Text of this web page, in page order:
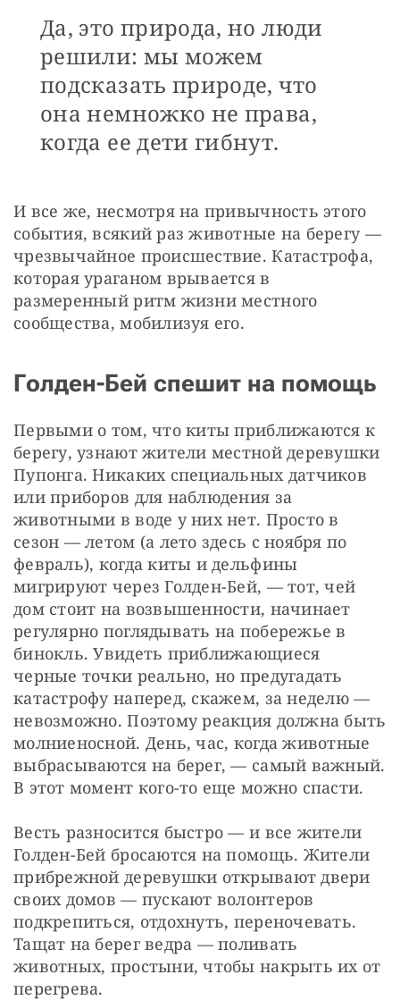
Да, это природа, но люди
решили: мы можем
подсказать природе, что
она немножко не права,
когда ее дети гибнут.
И все же, несмотря на привычность этого
события, всякий раз животные на берегу —
чрезвычайное происшествие. Катастрофа,
которая ураганом врывается в
размеренный ритм жизни местного
сообщества, мобилизуя его.
Голден-Бей спешит на помощь
Первыми о том, что киты приближаются к
берегу, узнают жители местной деревушки
Пупонга. Никаких специальных датчиков
или приборов для наблюдения за
животными в воде у них нет. Просто в
сезон — летом (а лето здесь с ноября по
февраль), когда киты и дельфины
мигрируют через Голден-Бей, — тот, чей
дом стоит на возвышенности, начинает
регулярно поглядывать на побережье в
бинокль. Увидеть приближающиеся
черные точки реально, но предугадать
катастрофу наперед, скажем, за неделю —
невозможно. Поэтому реакция должна быть
молниеносной. День, час, когда животные
выбрасываются на берег, — самый важный.
В этот момент кого-то еще можно спасти.
Весть разносится быстро — и все жители
Голден-Бей бросаются на помощь. Жители
прибрежной деревушки открывают двери
своих домов — пускают волонтеров
подкрепиться, отдохнуть, переночевать.
Тащат на берег ведра — поливать
животных, простыни, чтобы накрыть их от
перегрева.